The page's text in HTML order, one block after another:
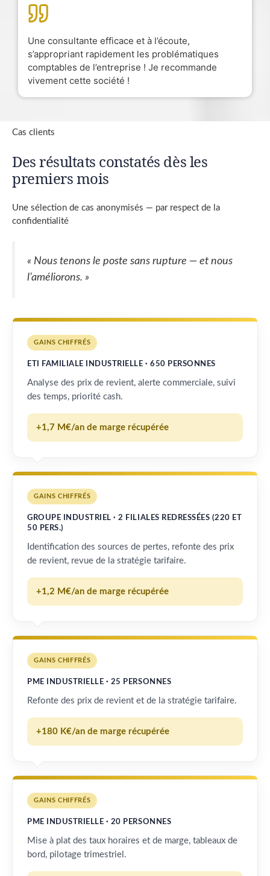
Une consultante efficace et à l’écoute,
s’appropriant rapidement les problématiques
comptables de l’entreprise ! Je recommande
vivement cette société !
Cas clients
Des résultats constatés dès les
premiers mois
Une sélection de cas anonymisés — par respect de la
confidentialité
« Nous tenons le poste sans rupture — et nous
l’améliorons. »
GAINS CHIFFRÉS
ETI FAMILIALE INDUSTRIELLE · 650 PERSONNES
Analyse des prix de revient, alerte commerciale, suivi
des temps, priorité cash.
+1,7 M€/an de marge récupérée
GAINS CHIFFRÉS
GROUPE INDUSTRIEL · 2 FILIALES REDRESSÉES (220 ET
50 PERS.)
Identification des sources de pertes, refonte des prix
de revient, revue de la stratégie tarifaire.
+1,2 M€/an de marge récupérée
GAINS CHIFFRÉS
PME INDUSTRIELLE · 25 PERSONNES
Refonte des prix de revient et de la stratégie tarifaire.
+180 K€/an de marge récupérée
GAINS CHIFFRÉS
PME INDUSTRIELLE · 20 PERSONNES
Mise à plat des taux horaires et de marge, tableaux de
bord, pilotage trimestriel.